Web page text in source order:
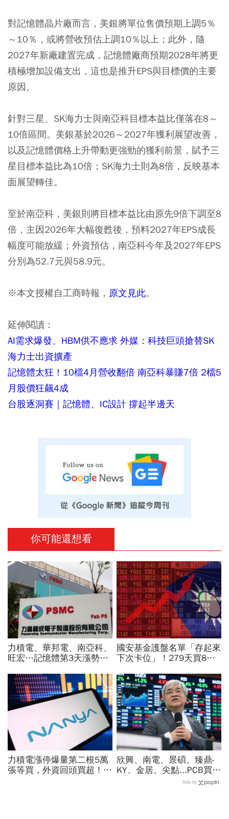
對記憶體晶片廠而言，美銀將單位售價預期上調5％
～10％，或將營收預估上調10％以上；此外，隨
2027年新廠建置完成，記憶體廠商預期2028年將更
積極增加設備支出，這也是推升EPS與目標價的主要
原因。
針對三星、SK海力士與南亞科目標本益比僅落在8～
10倍區間。美銀基於2026～2027年獲利展望改善，
以及記憶體價格上升帶動更強勁的獲利前景，賦予三
星目標本益比為10倍；SK海力士則為8倍，反映基本
面展望轉佳。
至於南亞科，美銀則將目標本益比由原先9倍下調至8
倍，主因2026年大幅復甦後，預料2027年EPS成長
幅度可能放緩；外資預估，南亞科今年及2027年EPS
分別為52.7元與58.9元。
※本文授權自工商時報， 原文見此。
延伸閱讀：
AI需求爆發、HBM供不應求 外媒：科技巨頭搶替SK
海力士出資擴產
記憶體太狂！10檔4月營收翻倍 南亞科暴賺7倍 2檔5
月股價狂飆4成
台股逐洞賽｜記憶體、IC設計 撐起半邊天
你可能還想看
力積電、華邦電、南亞科、
旺宏…記憶體第3天漲勢繼
賣！力積電漲停原因曝光
國安基金護盤名單「存起來
下次卡位」！279天買8檔
電...唯一金融股是它
力積電漲停爆量第二根5萬
張等買，外資回頭買超！華
欣興、南電、景碩、臻鼎-
KY、金居、尖點...PCB買誰
最賺？杜金龍點名「這檔」
Ads by